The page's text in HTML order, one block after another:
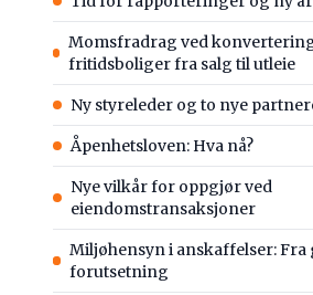
Momsfradrag ved
fritidsboliger fra salg til utleie
Ny styreleder og to nye
Åpenhetsloven: Hva nå?
Nye vilkår for oppgjør ved
eiendomstransaksjoner
Miljøhensyn i anskaffelser:
forutsetning